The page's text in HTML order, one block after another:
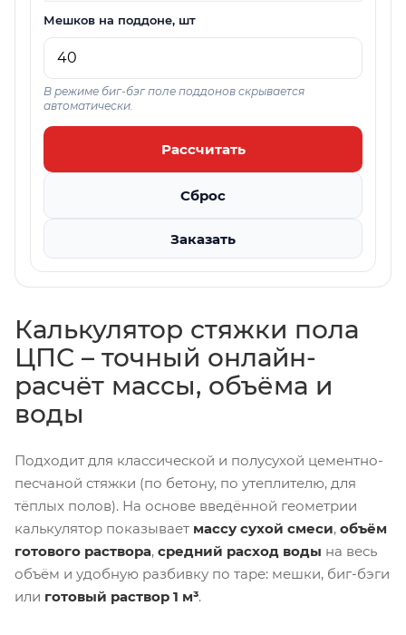
Мешков на поддоне, шт
В режиме биг-бэг поле поддонов скрывается
автоматически.
Рассчитать
Сброс
Заказать
Калькулятор стяжки пола
ЦПС – точный онлайн-
расчёт массы, объёма и
воды
Подходит для классической и полусухой цементно-
песчаной стяжки (по бетону, по утеплителю, для
тёплых полов). На основе введённой геометрии
калькулятор показывает массу сухой смеси, объём
готового раствора, средний расход воды на весь
объём и удобную разбивку по таре: мешки, биг-бэги
или готовый раствор 1 м³.